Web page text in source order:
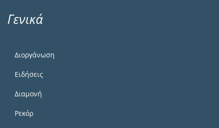
Γενικά
Διοργάνωση
Ειδήσεις
Διαμονή
Ρεκόρ